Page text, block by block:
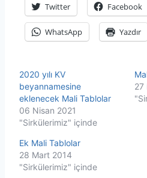
Twitter Facebook
WhatsApp Yazdır
2020 yılı KV
beyannamesine
eklenecek Mali Tablolar
06 Nisan 2021
"Sirkülerimiz" içinde
27
Ek Mali Tablolar
28 Mart 2014
"Sirkülerimiz" içinde